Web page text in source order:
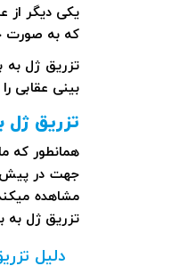
یکی دیگر از
که به صورت
تزریق ژل به
بینی عقابی
تزریق ژل
همانطور که
جهت در پیش
مشاهده
تزریق ژل
دلیل